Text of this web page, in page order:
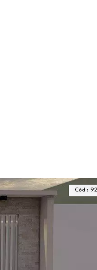
Cód :